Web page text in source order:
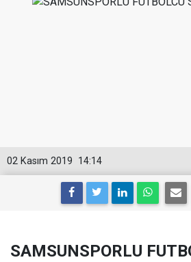
14:14
02 Kasım 2019
SAMSUNSPORLU